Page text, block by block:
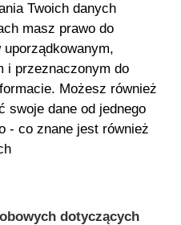
Twoich danych
masz prawo do
i przeznaczonym do
Możesz również
swoje dane od jednego
- co znane jest również
dotyczących